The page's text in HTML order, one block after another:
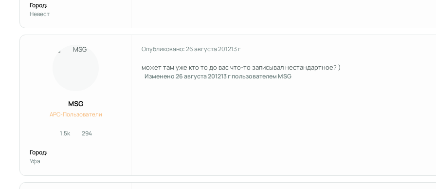
Город:
Невест
MSG
APC-Пользователи
1.5kсообщения
294Репутация
Город:
Уфа
Опубликовано:26 августа 201213 г
может там уже кто то до вас что-то записывал нестандартное? )
Изменено26 августа 201213 гпользователем MSG